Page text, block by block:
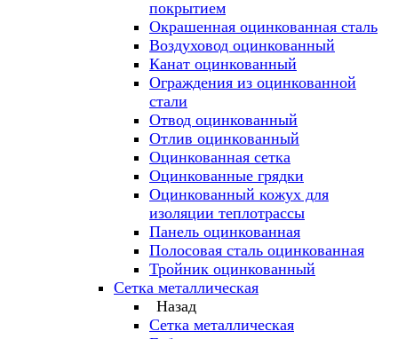
покрытием
Окрашенная оцинкованная сталь
Воздуховод оцинкованный
Канат оцинкованный
Ограждения из оцинкованной
стали
Отвод оцинкованный
Отлив оцинкованный
Оцинкованная сетка
Оцинкованные грядки
Оцинкованный кожух для
изоляции теплотрассы
Панель оцинкованная
Полосовая сталь оцинкованная
Тройник оцинкованный
Сетка металлическая
Назад
Сетка металлическая